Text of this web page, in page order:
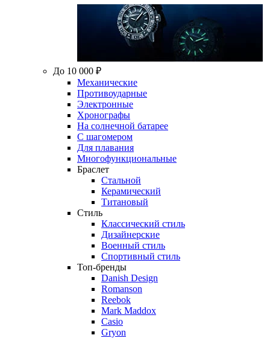
До 10 000 ₽
Механические
Противоударные
Электронные
Хронографы
На солнечной батарее
С шагомером
Для плавания
Многофункциональные
Браслет
Стальной
Керамический
Титановый
Стиль
Классический стиль
Дизайнерские
Военный стиль
Спортивный стиль
Топ-бренды
Danish Design
Romanson
Reebok
Mark Maddox
Casio
Gryon